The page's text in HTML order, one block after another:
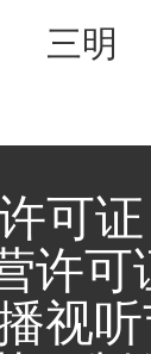
三明
可
许可
视